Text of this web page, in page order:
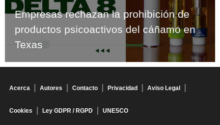
Empresas rechazan la prohibición de
productos psicoactivos del cáñamo en
Texas
Acerca Autores Contacto Privacidad Aviso Legal
Cookies Ley GDPR / RGPD UNESCO